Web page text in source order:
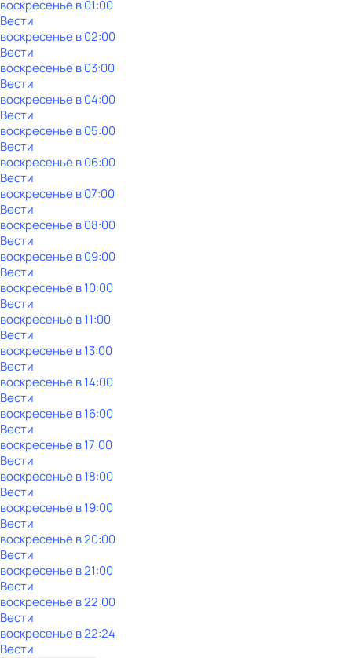
воскресенье в01:00
Вести
воскресенье в02:00
Вести
воскресенье в03:00
Вести
воскресенье в04:00
Вести
воскресенье в05:00
Вести
воскресенье в06:00
Вести
воскресенье в07:00
Вести
воскресенье в08:00
Вести
воскресенье в09:00
Вести
воскресенье в10:00
Вести
воскресенье в11:00
Вести
воскресенье в13:00
Вести
воскресенье в14:00
Вести
воскресенье в16:00
Вести
воскресенье в17:00
Вести
воскресенье в18:00
Вести
воскресенье в19:00
Вести
воскресенье в20:00
Вести
воскресенье в21:00
Вести
воскресенье в22:00
Вести
воскресенье в22:24
Вести